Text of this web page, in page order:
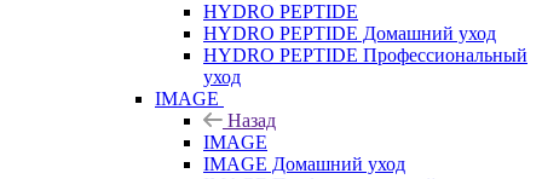
HYDRO PEPTIDE
HYDRO PEPTIDE Домашний уход
HYDRO PEPTIDE Профессиональный
уход
IMAGE
Назад
IMAGE
IMAGE Домашний уход